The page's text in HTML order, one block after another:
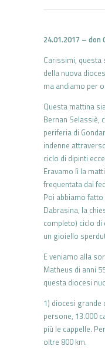
24.01.2017 – don
Carissimi,
della nuova
ma andiamo per
Questa mattina
Bernan Selassiè,
periferia di
indenne
ciclo di dipinti
Eravamo lì la
frequentata dai
Poi abbiamo
Dabrasina, la
completo) ciclo di
un gioiello
E veniamo alla
Matheus di anni
questa diocesi
1) diocesi grande
persone, 13.000
più le cappelle.
oltre 800 km.